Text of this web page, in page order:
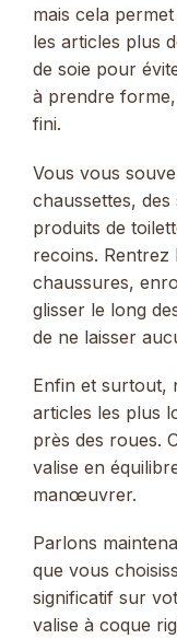
mais cela
les articles plus
de soie pour
à prendre
fini.
Vous vous
chaussettes,
produits de
recoins. Rentrez
chaussures,
glisser le long
de ne laisser
Enfin et surtout,
articles les plus
près des roues.
valise en
manœuvrer.
Parlons
que vous
significatif sur
valise à coque